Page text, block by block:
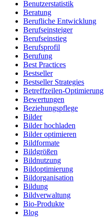
Benutzerstatistik
Beratung
Berufliche Entwicklung
Berufseinsteiger
Berufseinstieg
Berufsprofil
Berufung
Best Practices
Bestseller
Bestseller Strategies
Betreffzeilen-Optimierung
Bewertungen
Beziehungspflege
Bilder
Bilder hochladen
Bilder optimieren
Bildformate
Bildgrößen
Bildnutzung
Bildoptimierung
Bildorganisation
Bildung
Bildverwaltung
Bio-Produkte
Blog